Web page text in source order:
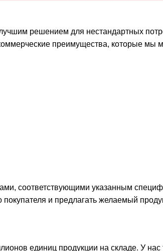
решением для нестандартных
преимущества, которые мы
соответствующими указанным
и предлагать желаемый
единиц продукции на складе. У